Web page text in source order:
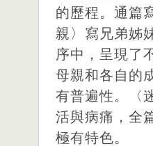
的歷程。通篇
親〉寫兄弟姊
序中，呈現了
母親和各自的
有普遍性。〈
活與病痛，全
極有特色。